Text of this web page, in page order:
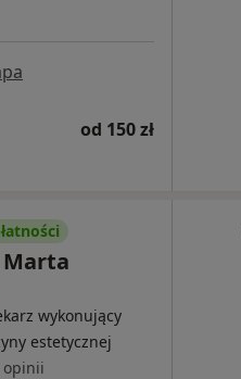
od 150 zł
wykonujący
estetycznej
opinii